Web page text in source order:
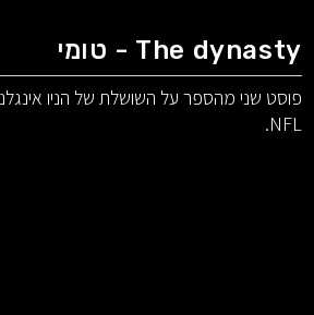
The dynasty - טומי
פוסט שני מהספר על השושלת של הניו
NFL.